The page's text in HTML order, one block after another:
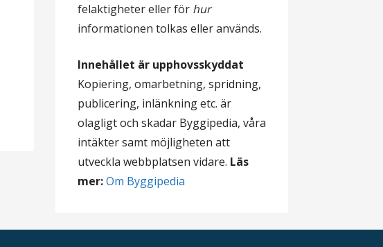
felaktigheter eller för hur
informationen tolkas eller används.
Innehållet är upphovsskyddat
Kopiering, omarbetning, spridning,
publicering, inlänkning etc. är
olagligt och skadar Byggipedia, våra
intäkter samt möjligheten att
utveckla webbplatsen vidare. Läs
mer:Om Byggipedia